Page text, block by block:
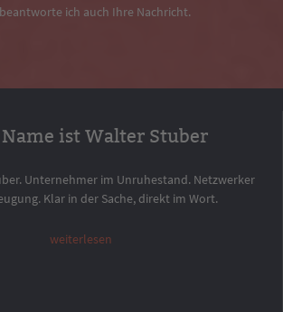
ich auch Ihre Nachricht.
ist Walter Stuber
Unternehmer im Unruhestand. Netzwerker
Klar in der Sache, direkt im Wort.
weiterlesen